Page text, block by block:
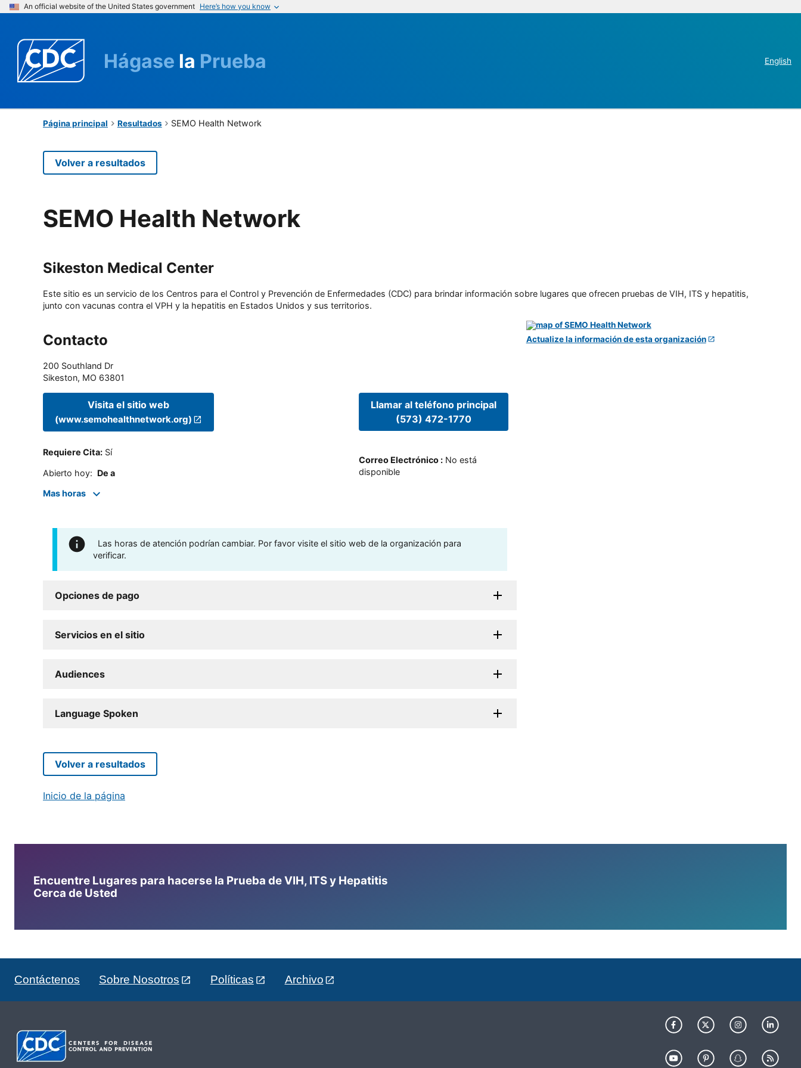
An official website of the United States government Here’s how you know
Hágase la Prueba English
Página principal Resultados SEMO Health Network
Volver a resultados
SEMO Health Network
Sikeston Medical Center
Este sitio es un servicio de los Centros para el Control y Prevención de Enfermedades (CDC) para brindar información sobre lugares que ofrecen pruebas de VIH, ITS y hepatitis,
junto con vacunas contra el VPH y la hepatitis en Estados Unidos y sus territorios.
Contacto
200 Southland Dr
Sikeston, MO 63801
Visita el sitio web
(www.semohealthnetwork.org)
Requiere Cita: Sí
Abierto hoy: De a
Mas horas
Llamar al teléfono principal
(573) 472-1770
Correo Electrónico: No está
disponible
Las horas de atención podrían cambiar. Por favor visite el sitio web de la organización para
verificar.
Opciones de pago
Servicios en el sitio
Audiences
Language Spoken
Actualize la información de esta organización
Volver a resultados
Inicio de la página
Encuentre Lugares para hacerse la Prueba de VIH, ITS y Hepatitis
Cerca de Usted
Contáctenos Sobre Nosotros Políticas Archivo